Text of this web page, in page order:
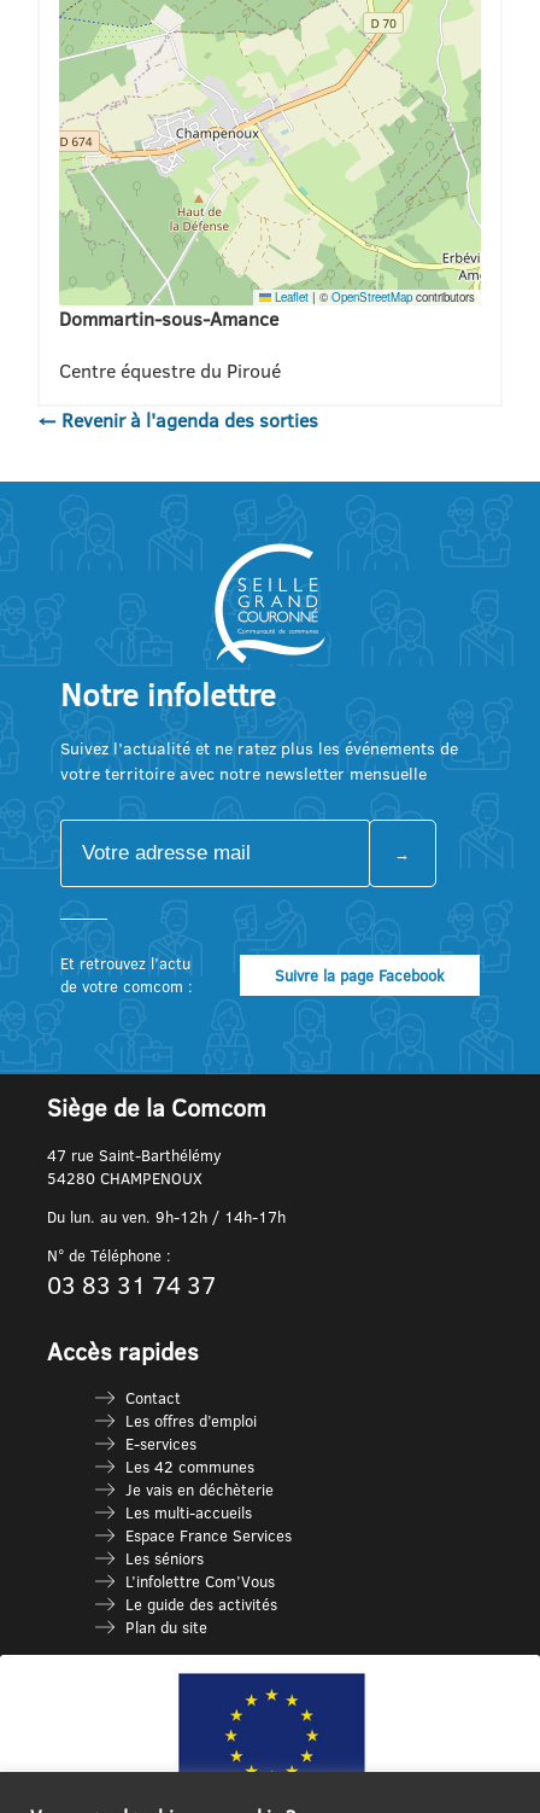
Leaflet | ©OpenStreetMap contributors
Dommartin-sous-Amance
Centre équestre du Piroué
← Revenir à l'agenda des sorties
Notre infolettre
Suivez l’actualité et ne ratez plus les événements de
votre territoire avec notre newsletter mensuelle
Et retrouvez l’actu
de votre comcom :
Suivre la page Facebook
Siège de la Comcom
47 rue Saint-Barthélémy
54280 CHAMPENOUX
Du lun. au ven. 9h-12h / 14h-17h
N° de Téléphone :
03 83 31 74 37
Accès rapides
Contact
Les offres d’emploi
E-services
Les 42 communes
Je vais en déchèterie
Les multi-accueils
Espace France Services
Les séniors
L’infolettre Com’Vous
Le guide des activités
Plan du site